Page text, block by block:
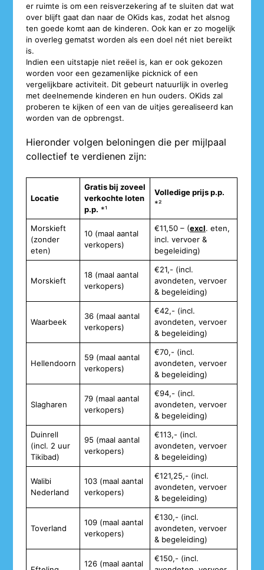
er ruimte is om een reisverzekering af te sluiten dat wat
over blijft gaat dan naar de OKids kas, zodat het alsnog
ten goede komt aan de kinderen. Ook kan er zo mogelijk
in overleg gematst worden als een doel nét niet bereikt
is.
Indien een uitstapje niet reëel is, kan er ook gekozen
worden voor een gezamenlijke picknick of een
vergelijkbare activiteit. Dit gebeurt natuurlijk in overleg
met deelnemende kinderen en hun ouders. OKids zal
proberen te kijken of een van de uitjes gerealiseerd kan
worden van de opbrengst.
Hieronder volgen beloningen die per mijlpaal
collectief te verdienen zijn:
Locatie
Gratis bij zoveel
verkochte loten
p.p. *¹
Volledige prijs p.p.
*²
Morskieft
(zonder
eten)
10 (maal aantal
verkopers)
€11,50 – (excl. eten,
incl. vervoer &
begeleiding)
Morskieft
18 (maal aantal
verkopers)
€21,- (incl.
avondeten, vervoer
& begeleiding)
Waarbeek
36 (maal aantal
verkopers)
€42,- (incl.
avondeten, vervoer
& begeleiding)
Hellendoorn
59 (maal aantal
verkopers)
€70,- (incl.
avondeten, vervoer
& begeleiding)
Slagharen
79 (maal aantal
verkopers)
€94,- (incl.
avondeten, vervoer
& begeleiding)
Duinrell
(incl. 2 uur
Tikibad)
95 (maal aantal
verkopers)
€113,- (incl.
avondeten, vervoer
& begeleiding)
Walibi
Nederland
103 (maal aantal
verkopers)
€121,25,- (incl.
avondeten, vervoer
& begeleiding)
Toverland
109 (maal aantal
verkopers)
€130,- (incl.
avondeten, vervoer
& begeleiding)
126 (maal aantal
€150,- (incl.